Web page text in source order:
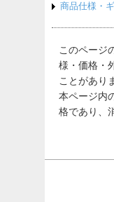
商品仕様・
このページ
様・価格・
ことがあり
本ページ内
格であり、